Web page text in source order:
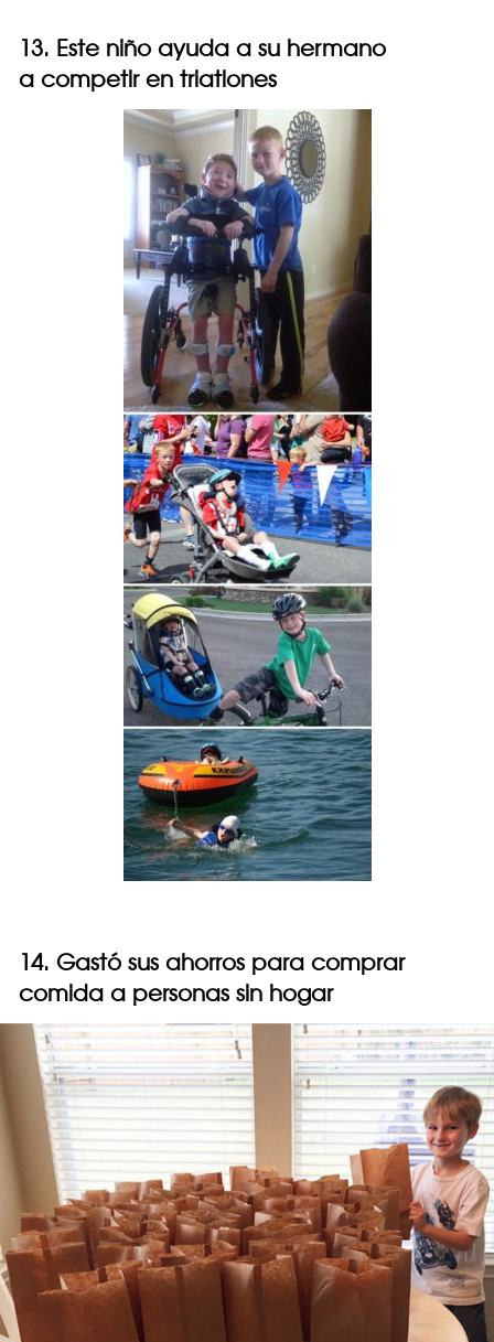
13. Este niño ayuda a su hermano
a competir en triatlones
14. Gastó sus ahorros para comprar
comida a personas sin hogar